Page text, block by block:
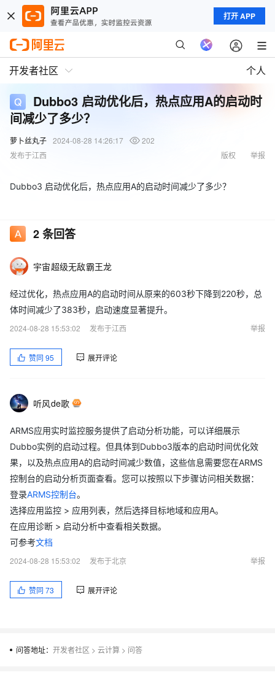
打开 APP
开发者社区 个人
Dubbo3 启动优化后，热点应用A的启动时
间减少了多少？
萝卜丝丸子 2024-08-28 14:26:17
202
发布于江西
举报
版权
Dubbo3 启动优化后，热点应用A的启动时间减少了多少？
2条回答
宇宙超级无敌霸王龙
经过优化，热点应用A的启动时间从原来的603秒下降到220秒，总
体时间减少了383秒，启动速度显著提升。
2024-08-28 15:53:02
发布于江西 举报
赞同 95 展开评论
听风de歌
ARMS应用实时监控服务提供了启动分析功能，可以详细展示
Dubbo实例的启动过程。但具体到Dubbo3版本的启动时间优化效
果，以及热点应用A的启动时间减少数值，这些信息需要您在ARMS
控制台的启动分析页面查看。您可以按照以下步骤访问相关数据：
登录ARMS控制台。
选择应用监控 > 应用列表，然后选择目标地域和应用A。
在应用诊断 > 启动分析中查看相关数据。
可参考文档
2024-08-28 15:53:02
发布于北京 举报
赞同 73 展开评论
问答地址： 开发者社区 > 云计算 > 问答